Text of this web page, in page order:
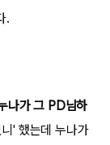
.
나가 그 PD님하
' 했는데 누나가